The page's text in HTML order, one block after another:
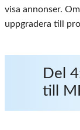
visa annonser.
uppgradera till
Del
till